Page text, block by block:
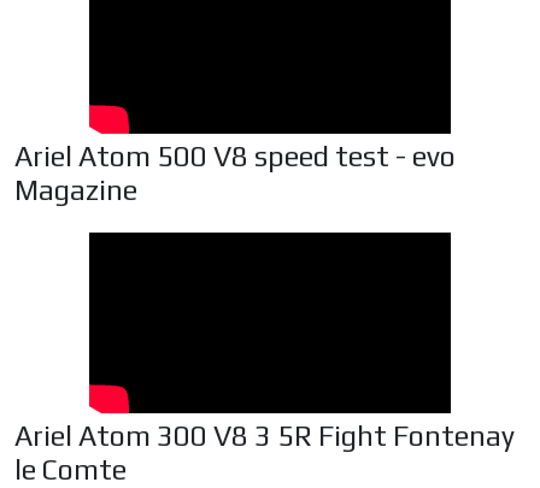
Ariel Atom 500 V8 speed test - evo
Magazine
Ariel Atom 300 V8 3 5R Fight Fontenay
le Comte